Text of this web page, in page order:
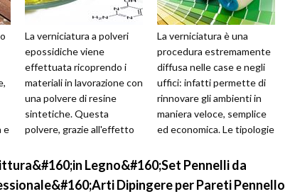
e
La verniciatura a polveri
epossidiche viene
effettuata ricoprendo i
materiali in lavorazione con
una polvere di resine
sintetiche. Questa
polvere, grazie all'effetto
aderisce in...
La verniciatura è una
procedura estremamente
diffusa nelle case e negli
uffici: infatti permette di
rinnovare gli ambienti in
maniera veloce, semplice
ed economica. Le tipologie
Legno&#160;Set Pennelli da
Dipingere per Pareti Pennello